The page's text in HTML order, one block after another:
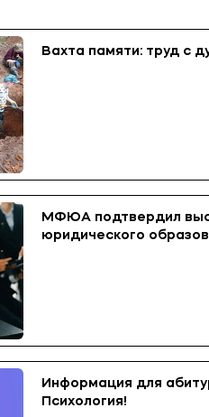
Вахта памяти: труд с
МФЮА подтвердил
юридического
Информация для
Психология!